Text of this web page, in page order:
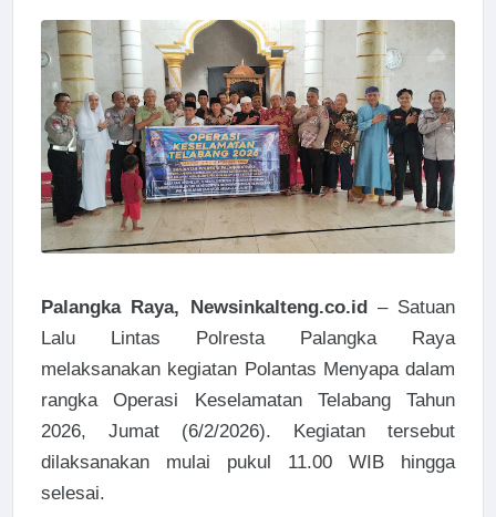
Palangka Raya, Newsinkalteng.co.id– Satuan
Lalu Lintas Polresta Palangka Raya
melaksanakan kegiatan Polantas Menyapa dalam
rangka Operasi Keselamatan Telabang Tahun
2026, Jumat (6/2/2026). Kegiatan tersebut
dilaksanakan mulai pukul 11.00 WIB hingga
selesai.